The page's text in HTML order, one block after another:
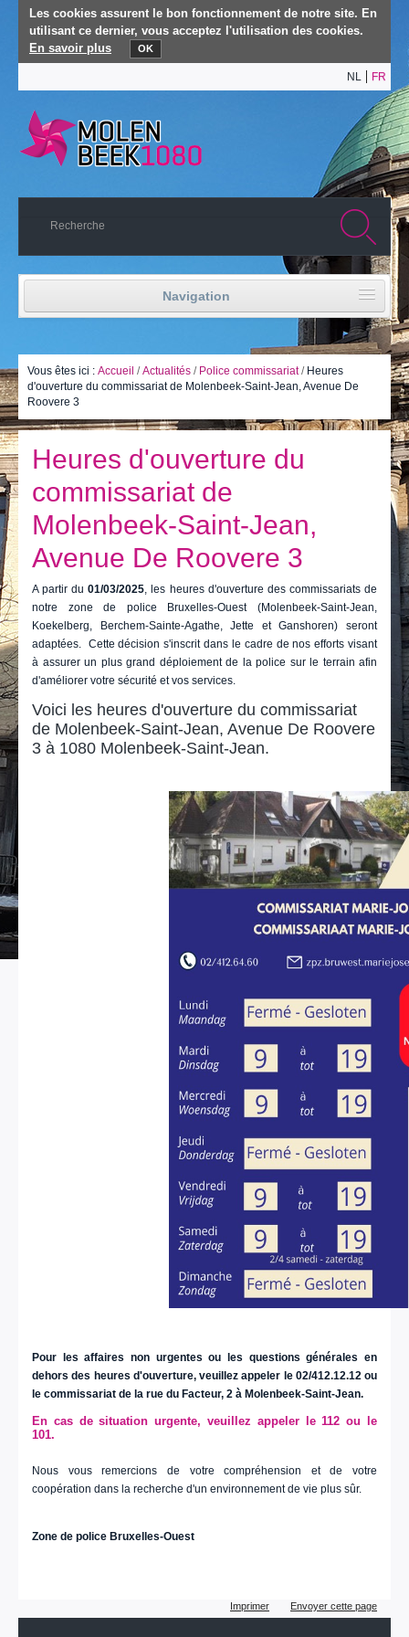
Les cookies assurent le bon fonctionnement de notre site. En
utilisant ce dernier, vous acceptez l'utilisation des cookies.
En savoir plus
OK
NL FR
Navigation
Vie politique
Je vis
Je visite
Publications
Actualités
E-guichet / Prendre RDV
Actualités
Vous êtes ici : Accueil /Actualités / Police commissariat / Heures
d'ouverture du commissariat de Molenbeek-Saint-Jean, Avenue De
Roovere 3
Heures d'ouverture du
commissariat de
Molenbeek-Saint-Jean,
Avenue De Roovere 3
A partir du01/03/2025, les heures d'ouverture des commissariats de
notre zone de police Bruxelles-Ouest (Molenbeek-Saint-Jean,
Koekelberg, Berchem-Sainte-Agathe, Jette et Ganshoren) seront
adaptées. Cette décision s'inscrit dans le cadre de nos efforts visant
à assurer un plus grand déploiement de la police sur le terrain afin
d'améliorer votre sécurité et vos services.
Voici les heures d'ouverture du commissariat
de Molenbeek-Saint-Jean, Avenue De Roovere
3 à 1080 Molenbeek-Saint-Jean.
Pour les affaires non urgentes ou les questions générales en
dehors des heures d'ouverture, veuillez appeler le 02/412.12.12 ou
le commissariat de la rue du Facteur, 2 à Molenbeek-Saint-Jean.
En cas de situation urgente, veuillez appeler le 112 ou le
101.
Nous vous remercions de votre compréhension et de votre
coopération dans la recherche d'un environnement de vie plus sûr.
Zone de police Bruxelles-Ouest
Imprimer Envoyer cette page